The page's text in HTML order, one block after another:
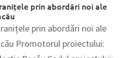
prin abordări noi ale
prin abordări noi ale
Promotorul proiectului: